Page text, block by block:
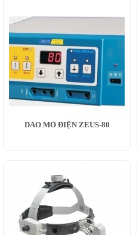
DAO MỔ ĐIỆN ZEUS-80